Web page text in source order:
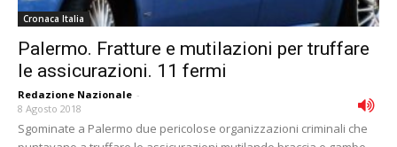
Cronaca Italia
Palermo. Fratture e mutilazioni per truffare
le assicurazioni. 11 fermi
Redazione Nazionale -
8 Agosto 2018
Sgominate a Palermo due pericolose organizzazioni criminali che